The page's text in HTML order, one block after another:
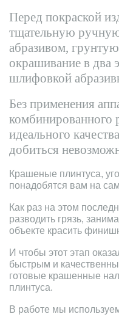
Перед покраской
тщательную
абразивом,
окрашивание в два
шлифовкой
Без применения
комбинированного
идеального
добиться
Крашеные плинтуса,
понадобятся вам на
Как раз на этом
разводить грязь,
объекте красить
И чтобы этот этап
быстрым и
готовые крашенные
плинтуса.
В работе мы